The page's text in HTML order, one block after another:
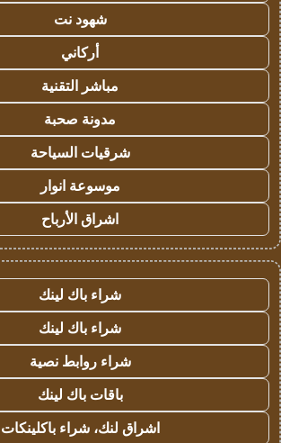
شهود نت
أركاني
مباشر التقنية
مدونة صحبة
شرقيات السياحة
موسوعة انوار
اشراق الأرباح
شراء باك لينك
شراء باك لينك
شراء روابط نصية
باقات باك لينك
اشراق لنك، شراء باكلينكات